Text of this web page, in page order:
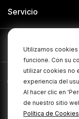
Utilizamos
funcione. Con su
utilizar cookies no
experiencia del
Al hacer clic en
de nuestro sitio
Política de Cookies
Servicio
Compañía